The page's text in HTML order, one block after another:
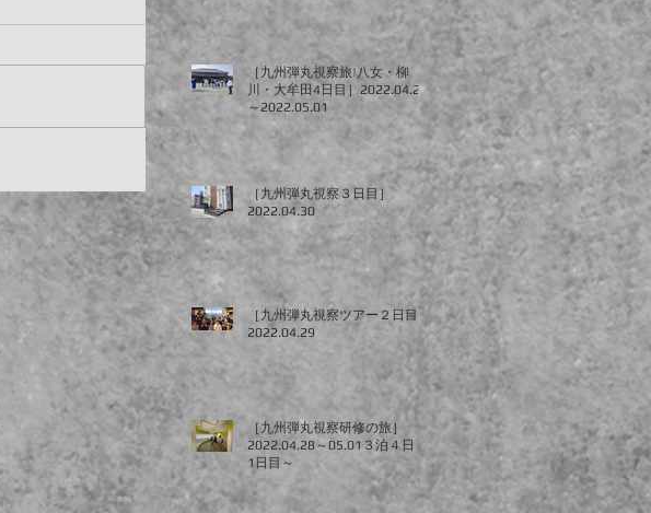
［九州弾丸視察旅|八女・柳
川・大牟田4日目］2022.04.28
～2022.05.01
［九州弾丸視察３日目］
2022.04.30
［九州弾丸視察ツアー２日目］
2022.04.29
［九州弾丸視察研修の旅］
2022.04.28～05.01３泊４日～
1日目～